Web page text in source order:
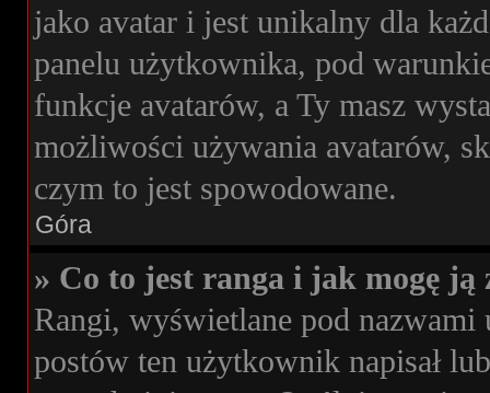
jako avatar i jest unikalny dla
panelu użytkownika, pod
funkcje avatarów, a Ty masz
możliwości używania avatarów,
czym to jest spowodowane.
Góra
» Co to jest ranga i jak mogę ją
Rangi, wyświetlane pod
postów ten użytkownik napisał